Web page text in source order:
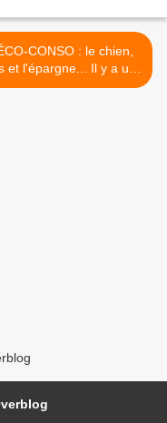
CONSO : le chien,
et l'épargne... Il y a un
dans les envies de